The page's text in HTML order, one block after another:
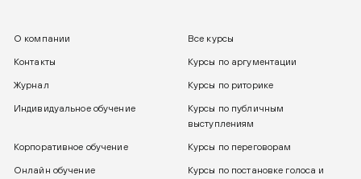
О компании Все курсы
Контакты Курсы по аргументации
Журнал Курсы по риторике
Индивидуальное обучение
Курсы по публичным
выступлениям
Корпоративное обучение Курсы по переговорам
Онлайн обучение
Курсы по постановке голоса и